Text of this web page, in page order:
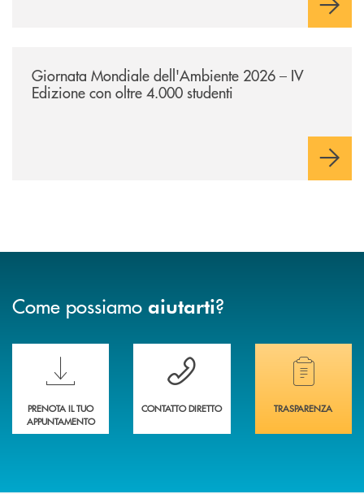
Giornata Mondiale dell'Ambiente 2026 – IV
Edizione con oltre 4.000 studenti
Come possiamo aiutarti?
Scopri le funzionalità della nuova PRENOTA BANCA
PRENOTA IL TUO
APPUNTAMENTO
Hai bisogno di assistenza immediata?
CONTATTO DIRETTO
Hai bisogno di
TRASPARENZA